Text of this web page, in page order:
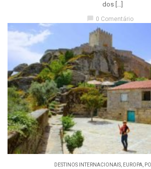
dos […]
chat_bubble 0 Comentário
DESTINOS INTERNACIONAIS, EUROPA,